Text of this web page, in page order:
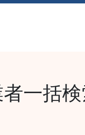
一括